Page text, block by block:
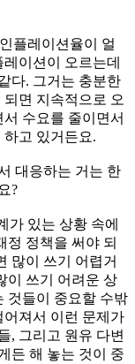
플레이션율이 얼
이션이 오르는데
다. 그거는 충분한
면 지속적으로 오
수요를 줄이면서
고 있거든요.
대응하는 거는 한
?
가 있는 상황 속에
정 정책을 써야 되
많이 쓰기 어렵거
이 쓰기 어려운 상
것들이 중요할 수밖
어져서 이런 문제가
, 그리고 원유 다변
든 해 놓는 것이 중